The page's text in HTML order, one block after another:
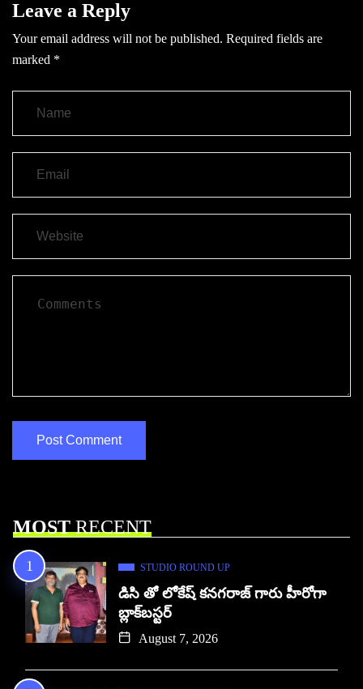
Leave a Reply
Your email address will not be published. Required fields are
marked *
MOSTRECENT
STUDIO ROUND UP
డిసి తో లోకేష్ కనగరాజ్ గారు హీరోగా
బ్లాక్‌బస్టర్
August 7, 2026